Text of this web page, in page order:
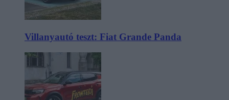
Villanyautó teszt: Fiat Grande Panda